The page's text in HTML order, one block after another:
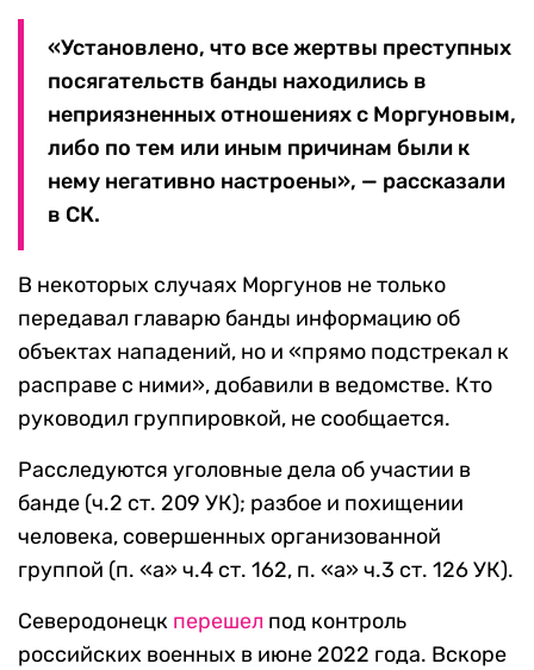
«Установлено, что все жертвы преступных
посягательств банды находились в
неприязненных отношениях с Моргуновым,
либо по тем или иным причинам были к
нему негативно настроены», — рассказали
в СК.
В некоторых случаях Моргунов не только
передавал главарю банды информацию об
объектах нападений, но и «прямо подстрекал к
расправе с ними», добавили в ведомстве. Кто
руководил группировкой, не сообщается.
Расследуются уголовные дела об участии в
банде (ч.2 ст. 209 УК); разбое и похищении
человека, совершенных организованной
группой (п. «а» ч.4 ст. 162, п. «а» ч.3 ст. 126 УК).
Северодонецк перешел под контроль
российских военных в июне 2022 года. Вскоре